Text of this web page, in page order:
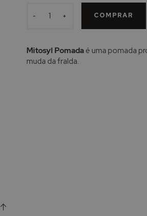
- + COMPRAR
Mitosyl Pomadaé uma pomada
muda da fralda.